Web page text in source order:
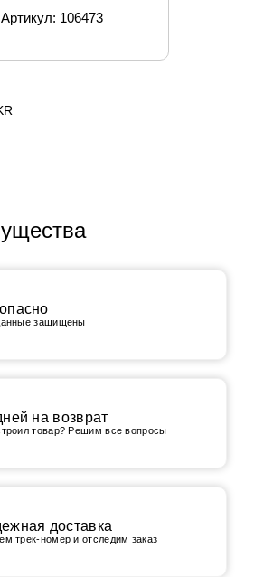
Артикул: 106473
защищены
на возврат
товар? Решим все вопросы
доставка
трек-номер и отследим заказ